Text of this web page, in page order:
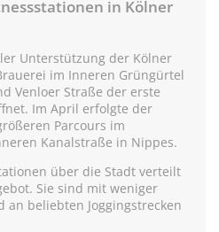
in Kölner
Unterstützung der Kölner
im Inneren Grüngürtel
Venloer Straße der erste
Im April erfolgte der
Parcours im
Kanalstraße in Nippes.
über die Stadt verteilt
Sie sind mit weniger
an beliebten Joggingstrecken